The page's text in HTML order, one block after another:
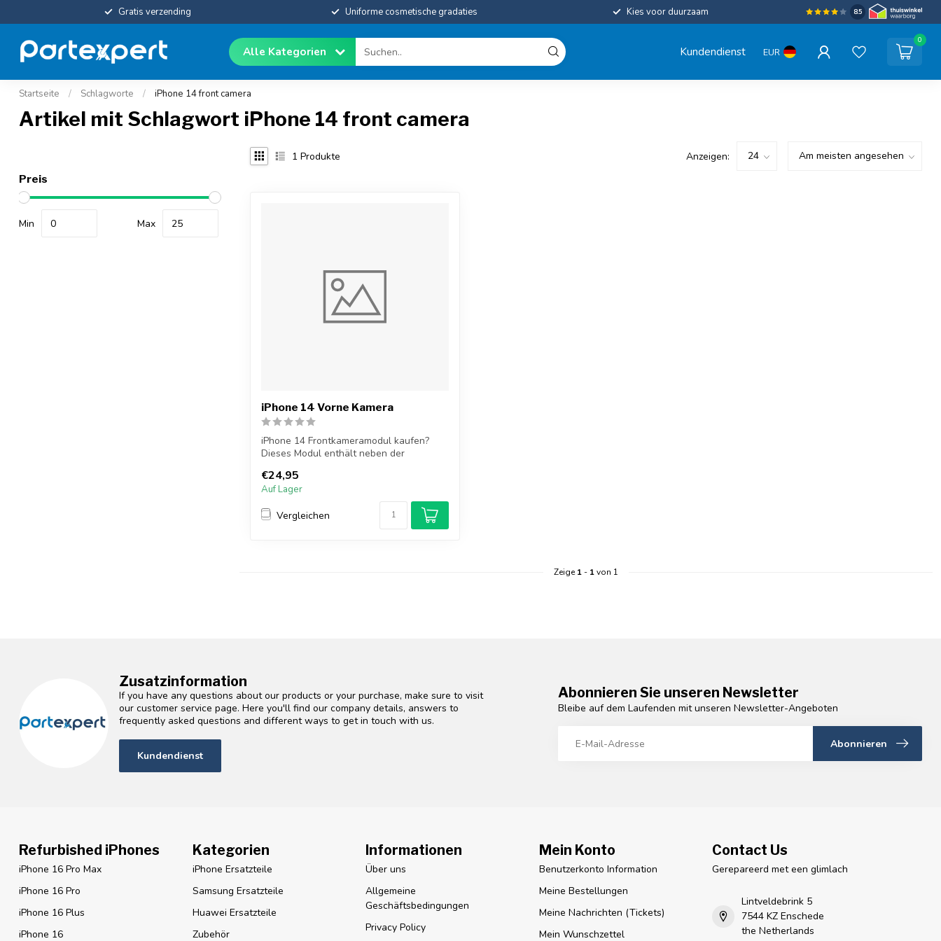
Gratis verzending Uniforme cosmetische gradaties Kies voor duurzaam 8.5
Alle Kategorien Kundendienst EUR
0
Startseite / Schlagworte / iPhone 14 front camera
Artikel mit Schlagwort iPhone 14 front camera
Preis
Min Max
1 Produkte Anzeigen:
iPhone 14 Vorne Kamera
iPhone 14 Frontkameramodul kaufen?
Dieses Modul enthält neben der
€24,95
Auf Lager
Vergleichen
Zeige1- 1von 1
Zusatzinformation
If you have any questions about our products or your purchase, make sure to visit
our customer service page. Here you'll find our company details, answers to
frequently asked questions and different ways to get in touch with us.
Kundendienst
Abonnieren Sie unseren Newsletter
Bleibe auf dem Laufenden mit unseren Newsletter-Angeboten
Abonnieren
Refurbished iPhones
iPhone 16 Pro Max
iPhone 16 Pro
iPhone 16 Plus
iPhone 16
Kategorien
iPhone Ersatzteile
Samsung Ersatzteile
Huawei Ersatzteile
Zubehör
Informationen
Über uns
Allgemeine
Geschäftsbedingungen
Privacy Policy
Mein Konto
Benutzerkonto Information
Meine Bestellungen
Meine Nachrichten (Tickets)
Mein Wunschzettel
Contact Us
Gerepareerd met een glimlach
Lintveldebrink 5
7544 KZ Enschede
the Netherlands